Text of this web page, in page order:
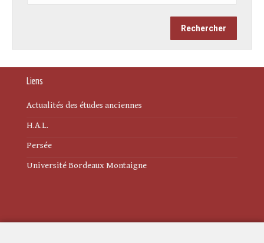
Liens
Actualités des études anciennes
H.A.L.
Persée
Université Bordeaux Montaigne